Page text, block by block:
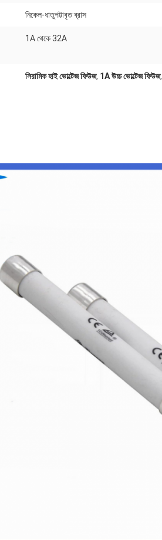
নিকেল-ধাতুপট্টাবৃত ব্রাস
1A থেকে 32A
সিরামিক হাই ভোল্টেজ ফিউজ, 1A উচ্চ ভোল্টেজ ফিউজ,